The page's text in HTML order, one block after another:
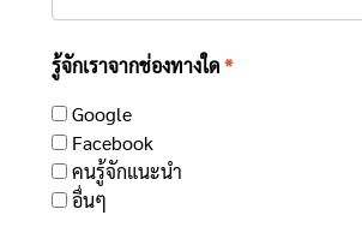
รู้จักเราจากช่องทางใด*
Google
Facebook
คนรู้จักแนะนำ
อื่นๆ